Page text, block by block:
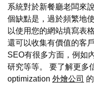
系統對於新餐廳老闆來
個缺點是，過於頻繁地
以使用您的網站填寫表
還可以收集有價值的客
SEO有很多方面，例如
研究等等。 要了解更多
optimization 外燴公司